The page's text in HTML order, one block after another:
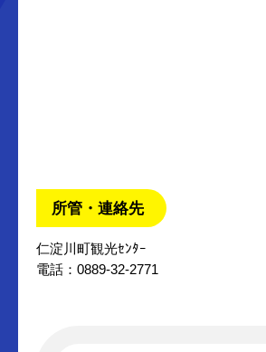
所管・連絡先
仁淀川町観光ｾﾝﾀｰ
電話：0889-32-2771